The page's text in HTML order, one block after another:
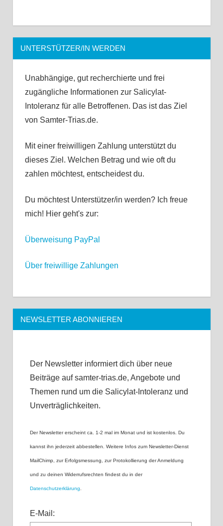
UNTERSTÜTZER/IN WERDEN
Unabhängige, gut recherchierte und frei
zugängliche Informationen zur Salicylat-
Intoleranz für alle Betroffenen. Das ist das Ziel
von Samter-Trias.de.
Mit einer freiwilligen Zahlung unterstützt du
dieses Ziel. Welchen Betrag und wie oft du
zahlen möchtest, entscheidest du.
Du möchtest Unterstützer/in werden? Ich freue
mich! Hier geht's zur:
Überweisung PayPal
Über freiwillige Zahlungen
NEWSLETTER ABONNIEREN
Der Newsletter informiert dich über neue
Beiträge auf samter-trias.de, Angebote und
Themen rund um die Salicylat-Intoleranz und
Unverträglichkeiten.
Der Newsletter erscheint ca. 1-2 mal im Monat und ist kostenlos. Du
kannst ihn jederzeit abbestellen. Weitere Infos zum Newsletter-Dienst
MailChimp, zur Erfolgsmessung, zur Protokollierung der Anmeldung
und zu deinen Widerrufsrechten findest du in der
Datenschutzerklärung
E-Mail: